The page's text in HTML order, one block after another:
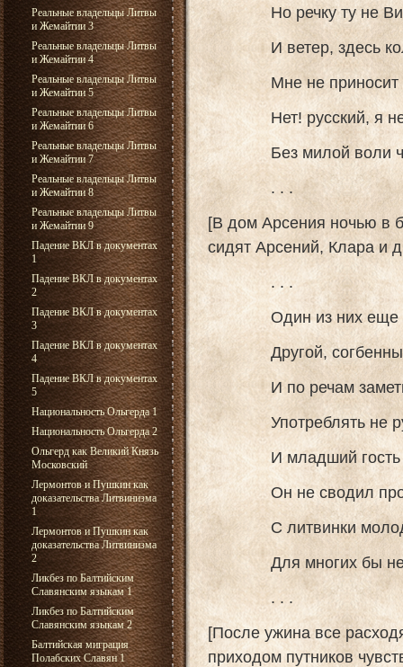
Реальные владельцы Литвы
и Жемайтии 3
Реальные владельцы Литвы
и Жемайтии 4
Реальные владельцы Литвы
и Жемайтии 5
Реальные владельцы Литвы
и Жемайтии 6
Реальные владельцы Литвы
и Жемайтии 7
Реальные владельцы Литвы
и Жемайтии 8
Реальные владельцы Литвы
и Жемайтии 9
Падение ВКЛ в документах
1
Падение ВКЛ в документах
2
Падение ВКЛ в документах
3
Падение ВКЛ в документах
4
Падение ВКЛ в документах
5
Национальность Ольгерда 1
Национальность Ольгерда 2
Ольгерд как Великий Князь
Московский
Лермонтов и Пушкин как
доказательства Литвинизма
1
Лермонтов и Пушкин как
доказательства Литвинизма
2
Ликбез по Балтийским
Славянским языкам 1
Ликбез по Балтийским
Славянским языкам 2
Балтийская миграция
Полабских Славян 1
Но речку ту не
И ветер, здесь
Мне не приносит
Нет! русский, я не
Без милой воли что
. . .
[В дом Арсения ночью в
сидят Арсений, Клара и
. . .
Один из них еще во
Другой, согбенный
И по речам
Употреблять не
И младший гость по
Он не сводил
С литвинки
Для многих бы не
. . .
[После ужина все
приходом путников